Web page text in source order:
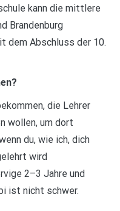
kann die mittlere
Brandenburg
dem Abschluss der 10.
die Lehrer
wollen, um dort
du, wie ich, dich
wird
2–3 Jahre und
ist nicht schwer.